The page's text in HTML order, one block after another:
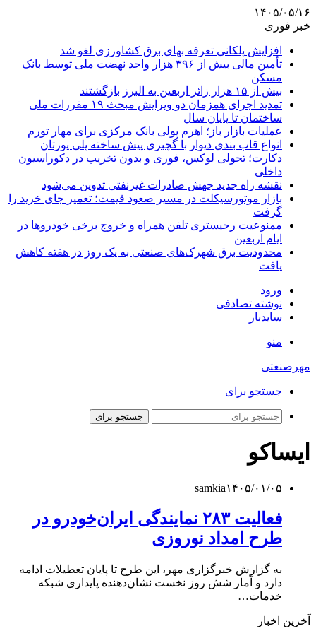
۱۴۰۵/۰۵/۱۶
خبر فوری
افزایش پلکانی تعرفه بهای برق کشاورزی لغو شد
تأمین مالی بیش از ۳۹۶ هزار واحد نهضت ملی توسط بانک
مسکن
بیش از ۱۵ هزار زائر اربعین به البرز بازگشتند
تمدید اجرای همزمان دو ویرایش مبحث ۱۹ مقررات ملی
ساختمان تا پایان سال
عملیات بازار باز؛ اهرم پولی بانک مرکزی برای مهار تورم
انواع قاب بندی دیوار با گچبری پیش ساخته پلی یورتان
دکارت؛ تحولی لوکس، فوری و بدون تخریب در دکوراسیون
داخلی
نقشه راه جدید جهش صادرات غیرنفتی تدوین می‌شود
بازار موتورسیکلت در مسیر صعود قیمت؛ تعمیر جای خرید را
گرفت
ممنوعیت رجیستری تلفن همراه و خروج برخی خودروها در
ایام اربعین
محدودیت برق شهرک‌های صنعتی به یک روز در هفته کاهش
یافت
ورود
نوشته تصادفی
سایدبار
منو
مهرصنعتی
جستجو برای
جستجو برای
ایساکو
samkia۱۴۰۵/۰۱/۰۵
فعالیت ۲۸۳ نمایندگی‌ ایران‌خودرو در
طرح امداد نوروزی
به گزارش خبرگزاری مهر، این طرح تا پایان تعطیلات ادامه
دارد و آمار شش روز نخست نشان‌دهنده پایداری شبکه
خدمات…
آخرین اخبار